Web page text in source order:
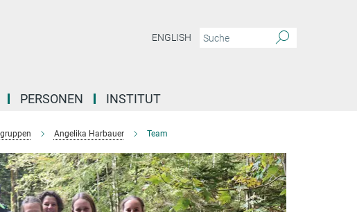
ENGLISH
PERSONEN INSTITUT
Angelika Harbauer Team